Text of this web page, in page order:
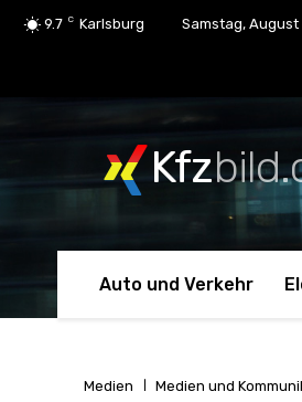
9.7 C Karlsburg Samstag, August
Kfz
Auto und Verkehr
Medien Medien und